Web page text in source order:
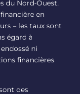
du Nord-Ouest.
en
– les taux sont
égard à
ni
financières
des